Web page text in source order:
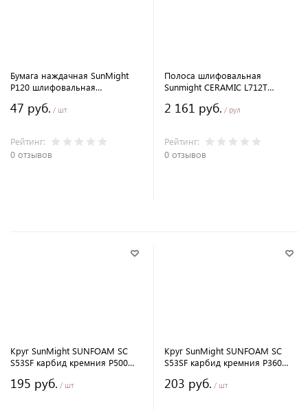
Бумага наждачная SunMight
P120 шлифовальная
47 руб. / шт
Рейтинг:
0 отзывов
Полоса шлифовальная
Sunmight CERAMIC L712T
перфорацией 12м.
2 161 руб. / рул
Рейтинг:
0 отзывов
Круг SunMight SUNFOAM SC
S53SF карбид кремния P500
195 руб. / шт
Круг SunMight SUNFOAM SC
S53SF карбид кремния P360
203 руб. / шт